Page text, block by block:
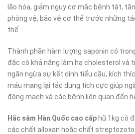
lão hóa, giảm nguy cơ mắc bệnh tật,
phòng vệ, bảo vệ cơ thể trước những
thể.
Thành phần hàm lượng saponin có
đặc có khả năng làm hạ cholesterol và
ngăn ngừa sự kết dính tiểu cầu, kích
máu mang lại tác dụng tích cực giúp
động mạch và các bệnh liên quan đến
Hắc sâm Hàn Quốc cao cấp hũ 1kg cô
các chất alloxan hoặc chất